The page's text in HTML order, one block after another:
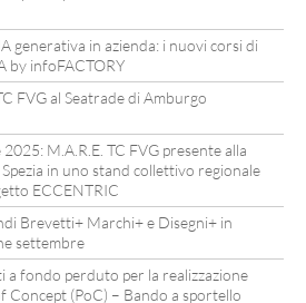
generativa in azienda: i nuovi corsi di
by infoFACTORY
FVG al Seatrade di Amburgo
M.A.R.E. TC FVG presente alla
in uno stand collettivo regionale
ECCENTRIC
Brevetti+ Marchi+ e Disegni+ in
settembre
a fondo perduto per la realizzazione
Concept (PoC) – Bando a sportello